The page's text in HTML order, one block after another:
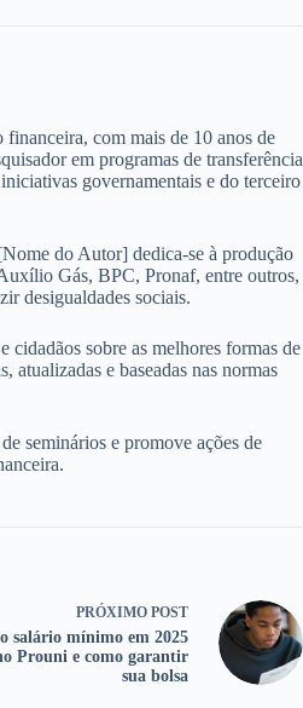
com mais de 10 anos de
em programas de transferência
governamentais e do terceiro
do Autor] dedica-se à produção
Gás, BPC, Pronaf, entre outros,
desigualdades sociais.
cidadãos sobre as melhores formas de
atualizadas e baseadas nas normas
seminários e promove ações de
PRÓXIMO POST
salário mínimo em 2025
Prouni e como garantir
sua bolsa